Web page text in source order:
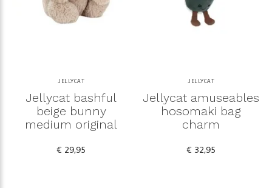
JELLYCAT
Jellycat bashful
beige bunny
medium original
€ 29,95
JELLYCAT
Jellycat amuseables
hosomaki bag
charm
€ 32,95